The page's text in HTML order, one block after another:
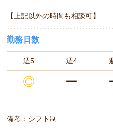
【上記以外の時間も相談可】
勤務日数
週5 週4
◎ ー
備考：シフト制